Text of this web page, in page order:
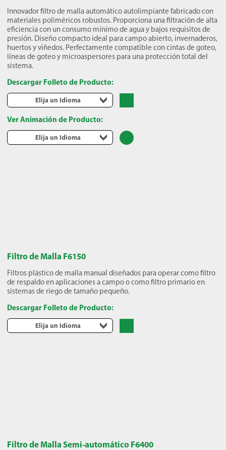
Innovador filtro de malla automático autolimpiante fabricado con
materiales poliméricos robustos. Proporciona una filtración de alta
eficiencia con un consumo mínimo de agua y bajos requisitos de
presión. Diseño compacto ideal para campo abierto, invernaderos,
huertos y viñedos. Perfectamente compatible con cintas de goteo,
líneas de goteo y microaspersores para una protección total del
sistema.
Descargar Folleto de Producto:
Elija un Idioma
Ver Animación de Producto:
Elija un Idioma
Filtro de Malla F6150
Filtros plástico de malla manual diseñados para operar como filtro
de respaldo en aplicaciones a campo o como filtro primario en
sistemas de riego de tamaño pequeño.
Descargar Folleto de Producto:
Elija un Idioma
Filtro de Malla Semi-automático F6400